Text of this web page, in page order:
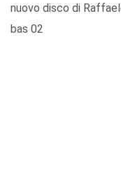
nuovo disco di
bas 02